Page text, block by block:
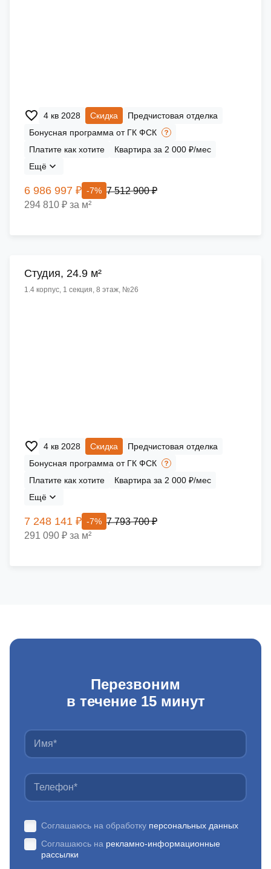
4 кв 2028 Скидка
Предчистовая отделка
Бонусная программа от ГК ФСК
Платите как хотите
Квартира за 2 000 ₽/мес
Ещё
6 986 997 ₽ -7% 7 512 900 ₽
294 810 ₽ за м²
Cтудия, 24.9 м²
1.4 корпус, 1 секция, 8 этаж, №26
4 кв 2028 Скидка
Предчистовая отделка
Бонусная программа от ГК ФСК
Платите как хотите
Квартира за 2 000 ₽/мес
Ещё
7 248 141 ₽ -7% 7 793 700 ₽
291 090 ₽ за м²
Перезвоним
в течение 15 минут
Соглашаюсь на обработку персональных данных
Соглашаюсь на рекламно-информационные
рассылки